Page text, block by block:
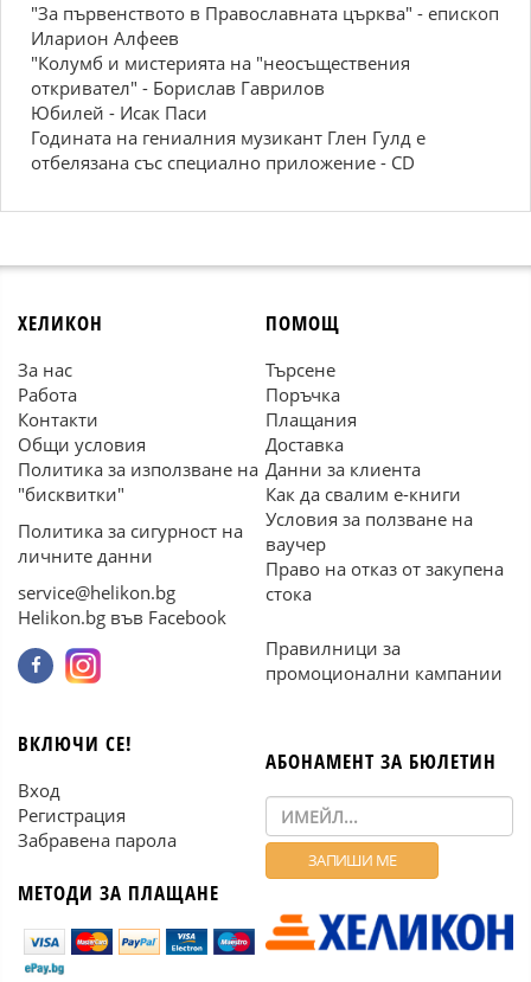
"За първенството в Православната църква" - епископ
Иларион Алфеев
"Колумб и мистерията на "неосъществения
откривател" - Борислав Гаврилов
Юбилей - Исак Паси
Годината на гениалния музикант Глен Гулд е
отбелязана със специално приложение - CD
ХЕЛИКОН
За нас
Работа
Контакти
Общи условия
Политика за използване на
"бисквитки"
Политика за сигурност на
личните данни
service@helikon.bg
Helikon.bg във Facebook
ПОМОЩ
Търсене
Поръчка
Плащания
Доставка
Данни за клиента
Как да свалим е-книги
Условия за ползване на
ваучер
Право на отказ от закупена
стока
Правилници за
промоционални кампании
ВКЛЮЧИ СЕ!
Вход
Регистрация
Забравена парола
МЕТОДИ ЗА ПЛАЩАНЕ
АБОНАМЕНТ ЗА БЮЛЕТИН